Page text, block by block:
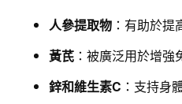
人參提取物 ：有助於提
黃芪 ：被廣泛用於增強
鋅和維生素C ：支持身